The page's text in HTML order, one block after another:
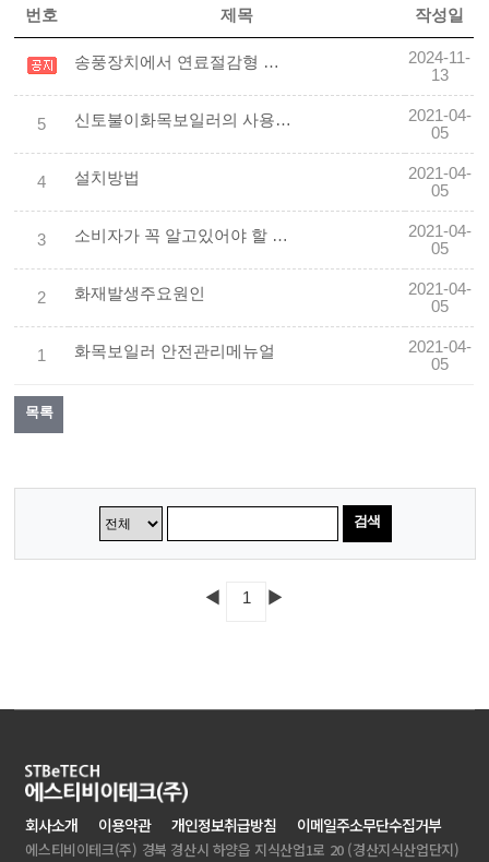
번호 제목 작성일
송풍장치에서 연료절감형 자동온도조절댐퍼로 교체
2024-11-
13
5 신토불이화목보일러의 사용방법은 참 쉽습니다.
2021-04-
05
4 설치방법
2021-04-
05
3 소비자가 꼭 알고있어야 할 주의사항
2021-04-
05
2 화재발생주요원인
2021-04-
05
1 화목보일러 안전관리메뉴얼
2021-04-
05
목록
검색
◀ 1 ▶
회사소개 이용약관 개인정보취급방침 이메일주소무단수집거부
에스티비이테크(주) 경북 경산시 하양읍 지식산업1로 20 (경산지식산업단지)